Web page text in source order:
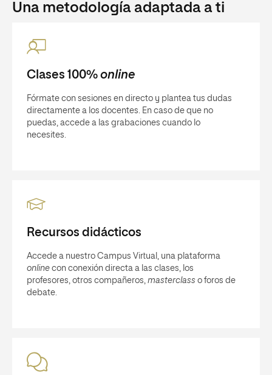
Una metodología adaptada a ti
Clases 100% online
Fórmate con sesiones en directo y plantea tus dudas
directamente a los docentes. En caso de que no
puedas, accede a las grabaciones cuando lo
necesites.
Recursos didácticos
Accede a nuestro Campus Virtual, una plataforma
online con conexión directa a las clases, los
profesores, otros compañeros, masterclass o foros de
debate.